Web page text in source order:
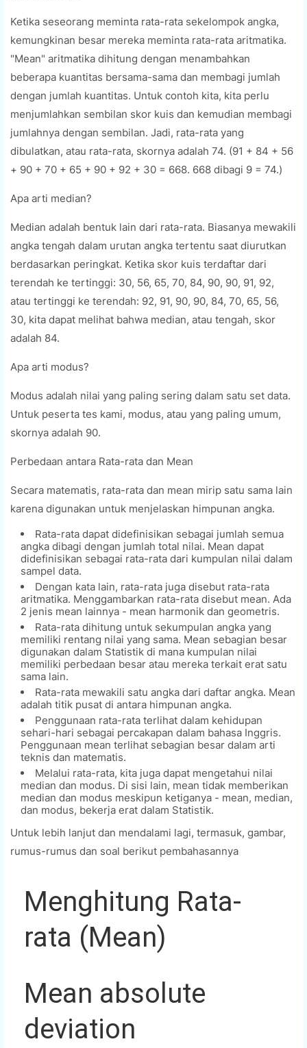
Ketika seseorang meminta rata-rata sekelompok angka,
kemungkinan besar mereka meminta rata-rata aritmatika.
"Mean" aritmatika dihitung dengan menambahkan
beberapa kuantitas bersama-sama dan membagi jumlah
dengan jumlah kuantitas. Untuk contoh kita, kita perlu
menjumlahkan sembilan skor kuis dan kemudian membagi
jumlahnya dengan sembilan. Jadi, rata-rata yang
dibulatkan, atau rata-rata, skornya adalah 74. (91 + 84 + 56
+ 90 + 70 + 65 + 90 + 92 + 30 = 668. 668 dibagi 9 = 74.)
Apa arti median?
Median adalah bentuk lain dari rata-rata. Biasanya mewakili
angka tengah dalam urutan angka tertentu saat diurutkan
berdasarkan peringkat. Ketika skor kuis terdaftar dari
terendah ke tertinggi: 30, 56, 65, 70, 84, 90, 90, 91, 92,
atau tertinggi ke terendah: 92, 91, 90, 90, 84, 70, 65, 56,
30, kita dapat melihat bahwa median, atau tengah, skor
adalah 84.
Apa arti modus?
Modus adalah nilai yang paling sering dalam satu set data.
Untuk peserta tes kami, modus, atau yang paling umum,
skornya adalah 90.
Perbedaan antara Rata-rata dan Mean
Secara matematis, rata-rata dan mean mirip satu sama lain
karena digunakan untuk menjelaskan himpunan angka.
Rata-rata dapat didefinisikan sebagai jumlah semua
angka dibagi dengan jumlah total nilai. Mean dapat
didefinisikan sebagai rata-rata dari kumpulan nilai dalam
sampel data.
Dengan kata lain, rata-rata juga disebut rata-rata
aritmatika. Menggambarkan rata-rata disebut mean. Ada
2 jenis mean lainnya - mean harmonik dan geometris.
Rata-rata dihitung untuk sekumpulan angka yang
memiliki rentang nilai yang sama. Mean sebagian besar
digunakan dalam Statistik di mana kumpulan nilai
memiliki perbedaan besar atau mereka terkait erat satu
sama lain.
Rata-rata mewakili satu angka dari daftar angka. Mean
adalah titik pusat di antara himpunan angka.
Penggunaan rata-rata terlihat dalam kehidupan
sehari-hari sebagai percakapan dalam bahasa Inggris.
Penggunaan mean terlihat sebagian besar dalam arti
teknis dan matematis.
Melalui rata-rata, kita juga dapat mengetahui nilai
median dan modus. Di sisi lain, mean tidak memberikan
median dan modus meskipun ketiganya - mean, median,
dan modus, bekerja erat dalam Statistik.
Untuk lebih lanjut dan mendalami lagi, termasuk, gambar,
rumus-rumus dan soal berikut pembahasannya
Menghitung Rata-
rata (Mean)
Mean absolute
deviation